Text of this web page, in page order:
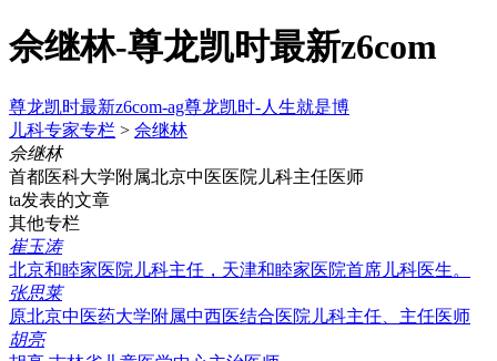
佘继林-尊龙凯时最新z6com
尊龙凯时最新z6com-ag尊龙凯时-人生就是博
儿科专家专栏 > 佘继林
佘继林
首都医科大学附属北京中医医院儿科主任医师
ta发表的文章
其他专栏
崔玉涛
北京和睦家医院儿科主任，天津和睦家医院首席儿科医生。
张思莱
原北京中医药大学附属中西医结合医院儿科主任、主任医师
胡亮